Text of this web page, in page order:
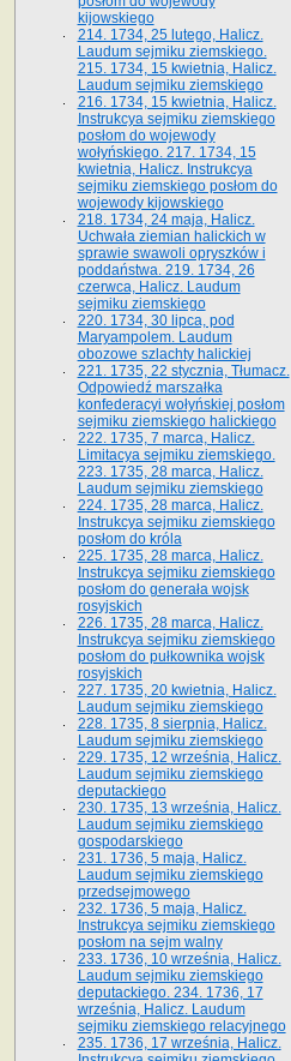
kijowskiego
214. 1734, 25 lutego, Halicz.
Laudum sejmiku ziemskiego.
215. 1734, 15 kwietnia, Halicz.
Laudum sejmiku ziemskiego
216. 1734, 15 kwietnia, Halicz.
Instrukcya sejmiku ziemskiego
posłom do wojewody
wołyńskiego. 217. 1734, 15
kwietnia, Halicz. Instrukcya
sejmiku ziemskiego posłom do
wojewody kijowskiego
218. 1734, 24 maja, Halicz.
Uchwała ziemian halickich w
sprawie swawoli opryszków i
poddaństwa. 219. 1734, 26
czerwca, Halicz. Laudum
sejmiku ziemskiego
220. 1734, 30 lipca, pod
Maryampolem. Laudum
obozowe szlachty halickiej
221. 1735, 22 stycznia, Tłumacz.
Odpowiedź marszałka
konfederacyi wołyńskiej posłom
sejmiku ziemskiego halickiego
222. 1735, 7 marca, Halicz.
Limitacya sejmiku ziemskiego.
223. 1735, 28 marca, Halicz.
Laudum sejmiku ziemskiego
224. 1735, 28 marca, Halicz.
Instrukcya sejmiku ziemskiego
posłom do króla
225. 1735, 28 marca, Halicz.
Instrukcya sejmiku ziemskiego
posłom do generała wojsk
rosyjskich
226. 1735, 28 marca, Halicz.
Instrukcya sejmiku ziemskiego
posłom do pułkownika wojsk
rosyjskich
227. 1735, 20 kwietnia, Halicz.
Laudum sejmiku ziemskiego
228. 1735, 8 sierpnia, Halicz.
Laudum sejmiku ziemskiego
229. 1735, 12 września, Halicz.
Laudum sejmiku ziemskiego
deputackiego
230. 1735, 13 września, Halicz.
Laudum sejmiku ziemskiego
gospodarskiego
231. 1736, 5 maja, Halicz.
Laudum sejmiku ziemskiego
przedsejmowego
232. 1736, 5 maja, Halicz.
Instrukcya sejmiku ziemskiego
posłom na sejm walny
233. 1736, 10 września, Halicz.
Laudum sejmiku ziemskiego
deputackiego. 234. 1736, 17
września, Halicz. Laudum
sejmiku ziemskiego relacyjnego
235. 1736, 17 września, Halicz.